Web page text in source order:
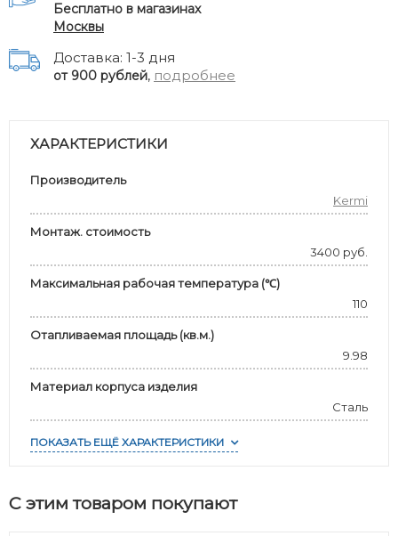
Бесплатно в магазинах
Москвы
Доставка: 1-3 дня
от 900 рублей, подробнее
ХАРАКТЕРИСТИКИ
Производитель
Kermi
Монтаж. стоимость
3400 руб.
Максимальная рабочая температура (℃)
110
Отапливаемая площадь (кв.м.)
9.98
Материал корпуса изделия
Сталь
ПОКАЗАТЬ ЕЩЁ ХАРАКТЕРИСТИКИ
С этим товаром покупают